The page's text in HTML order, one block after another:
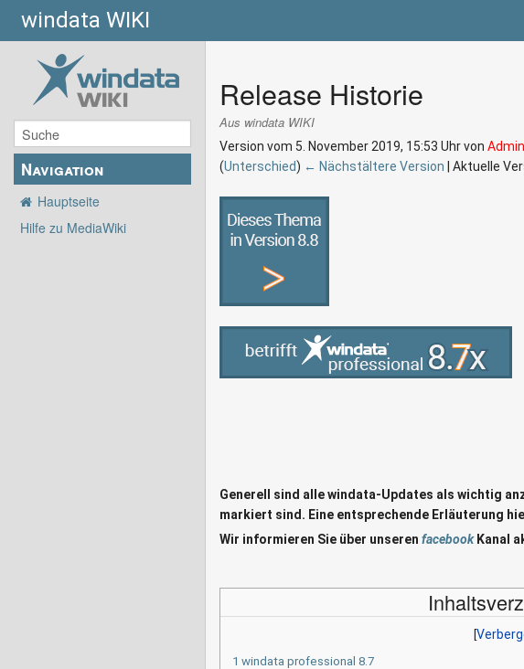
windata WIKI
Navigation
Hauptseite
Hilfe zu MediaWiki
Release Historie
Aus windata WIKI
Version vom 5. November 2019, 15:53 Uhr vonAdmin
(Unterschied) ← Nächstältere Version | Aktuelle
Generell sind alle windata-Updates als wichtig
markiert sind. Eine entsprechende Erläuterung
Wir informieren Sie über unserenfacebookKanal
1 windata professional 8.7